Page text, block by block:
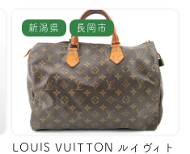
新潟県 長岡市
LOUIS VUITTON ルイヴィト